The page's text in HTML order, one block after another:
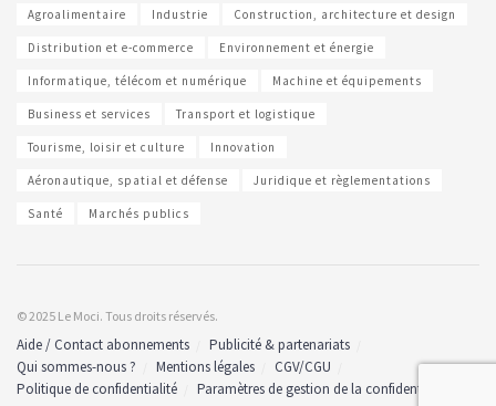
Agroalimentaire Industrie Construction, architecture et design
Distribution et e-commerce Environnement et énergie
Informatique, télécom et numérique Machine et équipements
Business et services Transport et logistique
Tourisme, loisir et culture Innovation
Aéronautique, spatial et défense Juridique et règlementations
Santé Marchés publics
© 2025 Le Moci. Tous droits réservés.
Aide / Contact abonnements
Publicité & partenariats
Qui sommes-nous ?
Mentions légales
CGV/CGU
Politique de confidentialité
Paramètres de gestion de la confidentialité